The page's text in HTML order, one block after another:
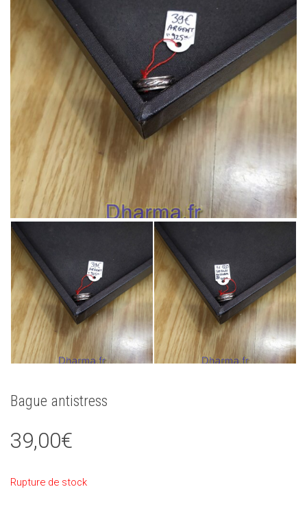
Bague antistress
39,00€
Rupture de stock